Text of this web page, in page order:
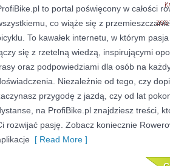
to portal poświęcony w całości
co wiąże się z
To kawałek internetu, w którym
się z rzetelną wiedzą, inspirującymi
oraz podpowiedziami dla osób na
Niezależnie od tego, czy
przygodę z jazdą, czy od lat
na ProfiBike.pl znajdziesz treści,
rozwijać pasję. Zobacz koniecznie
[ Read More ]